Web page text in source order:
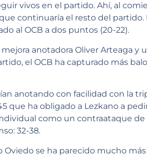
vivos en el partido. Ahí, al
continuaría el resto del
al OCB a dos puntos (20-22).
mejora anotadora Oliver Arteaga
el OCB ha capturado más
anotando con facilidad con la
que ha obligado a Lezkano a
como un contraataque
32-38.
Oviedo se ha parecido mucho